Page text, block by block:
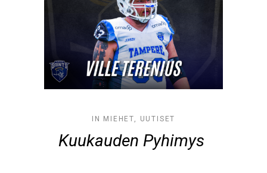
IN MIEHET, UUTISET
Kuukauden Pyhimys